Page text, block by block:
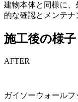
建物本体と同様に
的な確認とメンテナ
施工後の様子
AFTER
ガイソーウォール